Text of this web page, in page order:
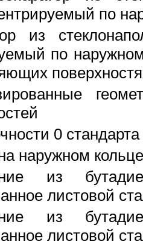
по
из
по
0
наружном кольце
из
листовой
из
листовой